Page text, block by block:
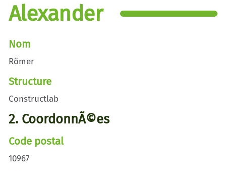
Alexander
Nom
Römer
Structure
Constructlab
2. CoordonnÃ©es
Code postal
10967